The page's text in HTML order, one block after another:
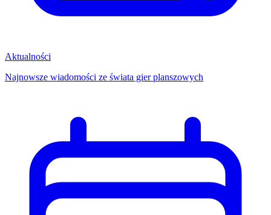
Aktualności
Najnowsze wiadomości ze świata gier planszowych